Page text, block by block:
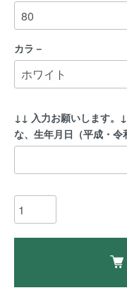
カラ－
↓↓ 入力お願いします
な、生年月日（平成・令